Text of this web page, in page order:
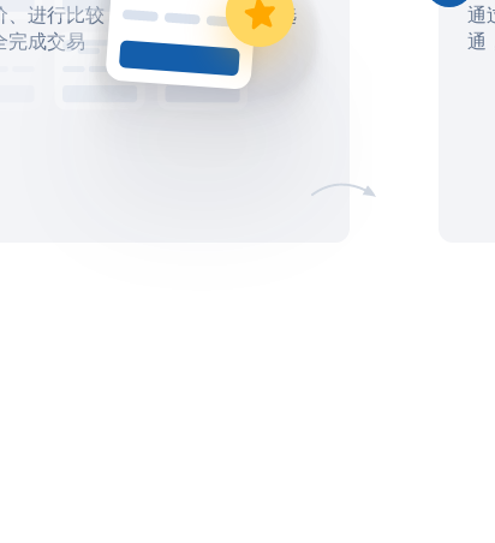
、进行比较，然后选择最合适的选
完成交易
通
通